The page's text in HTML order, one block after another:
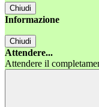
Chiudi
Informazione
Chiudi
Attendere...
Attendere il